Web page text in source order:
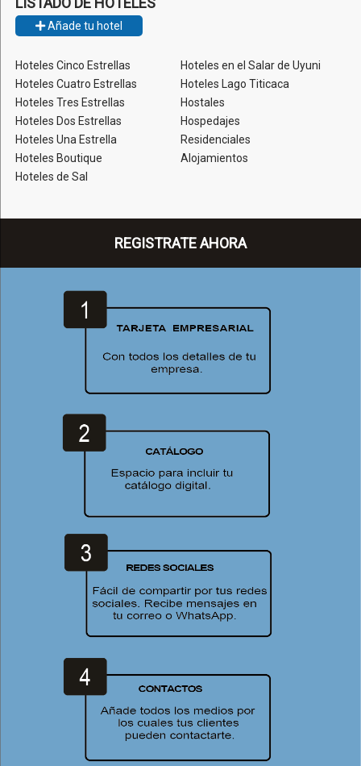
Añade tu hotel
Hoteles Cinco Estrellas
Hoteles Cuatro Estrellas
Hoteles Tres Estrellas
Hoteles Dos Estrellas
Hoteles Una Estrella
Hoteles Boutique
Hoteles de Sal
Hoteles en el Salar de Uyuni
Hoteles Lago Titicaca
Hostales
Hospedajes
Residenciales
Alojamientos
REGISTRATE AHORA